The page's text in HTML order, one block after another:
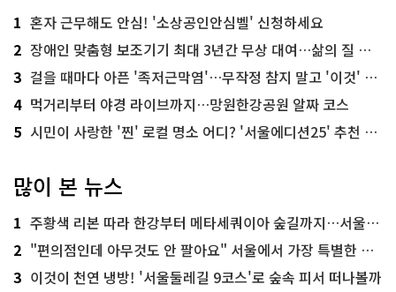
1 혼자 근무해도 안심! '소상공인안심벨' 신청하세요
2 장애인 맞춤형 보조기기 최대 3년간 무상 대여…삶의 질 높인다
3 걸을 때마다 아픈 '족저근막염'…무작정 참지 말고 '이것' 해보세요!
4 먹거리부터 야경 라이브까지…망원한강공원 알짜 코스
5 시민이 사랑한 '찐' 로컬 명소 어디? '서울에디션25' 추천 코스
많이 본 뉴스
1 주황색 리본 따라 한강부터 메타세쿼이아 숲길까지…서울둘레길 15코스
2 "편의점인데 아무것도 안 팔아요" 서울에서 가장 특별한 편의점의 정체
3 이것이 천연 냉방! '서울둘레길 9코스'로 숲속 피서 떠나볼까